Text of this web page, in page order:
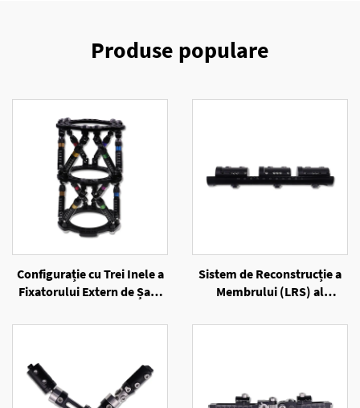
Produse populare
Configurație cu Trei Inele a
Fixatorului Extern de Șase
Sistem de Reconstrucție a
Membrului (LRS) al
Unilateral